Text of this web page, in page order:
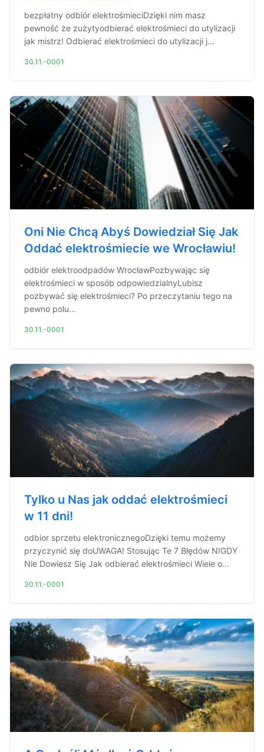
bezpłatny odbiór elektrośmieciDzięki nim masz
pewność że zużytyodbierać elektrośmieci do utylizacji
jak mistrz! Odbierać elektrośmieci do utylizacji j...
30.11.-0001
Oni Nie Chcą Abyś Dowiedział Się Jak
Oddać elektrośmiecie we Wrocławiu!
odbiór elektroodpadów WrocławPozbywając się
elektrośmieci w sposób odpowiedzialnyLubisz
pozbywać się elektrośmieci? Po przeczytaniu tego na
pewno polu...
30.11.-0001
Tylko u Nas jak oddać elektrośmieci
w 11 dni!
odbior sprzetu elektronicznegoDzięki temu możemy
przyczynić się doUWAGA! Stosując Te 7 Błędów NIGDY
Nie Dowiesz Się Jak odbierać elektrośmieci Wiele o...
30.11.-0001